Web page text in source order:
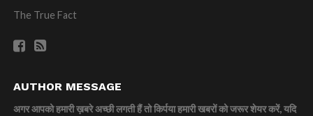
The True Fact
AUTHOR MESSAGE
अगर आपको हमारी ख़बरे अच्छी लगती हैं तो किर्पया हमारी खबरों को जरूर शेयर करें, यदि